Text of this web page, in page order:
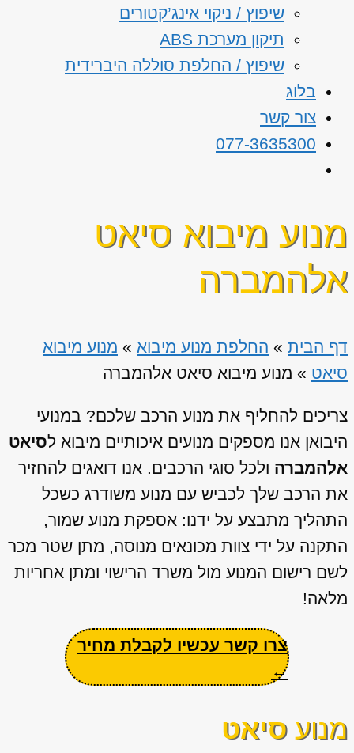
שיפוץ / ניקוי אינג’קטורים
תיקון מערכת ABS
שיפוץ / החלפת סוללה היברידית
בלוג
צור קשר
077-3635300
מנוע מיבוא סיאט
אלהמברה
דף הבית » החלפת מנוע מיבוא » מנוע מיבוא
סיאט » מנוע מיבוא סיאט אלהמברה
צריכים להחליף את מנוע הרכב שלכם? במנועי
היבואן אנו מספקים מנועים איכותיים מיבוא לסיאט
אלהמברה ולכל סוגי הרכבים. אנו דואגים להחזיר
את הרכב שלך לכביש עם מנוע משודרג כשכל
התהליך מתבצע על ידנו: אספקת מנוע שמור,
התקנה על ידי צוות מכונאים מנוסה, מתן שטר מכר
לשם רישום המנוע מול משרד הרישוי ומתן אחריות
מלאה!
צרו קשר עכשיו לקבלת מחיר
←
מנועסיאט